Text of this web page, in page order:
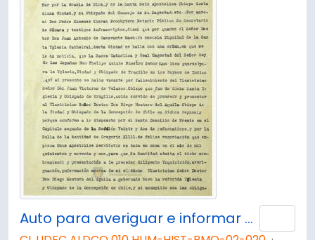
Auto para averiguar e informar sobre la forma de actuar de Don Diego Montero de Águila en su calidad de Obispo de Concepción, con la finalidad de que el Rey admita su nombramiento como nuevo Obispo de Trujillo